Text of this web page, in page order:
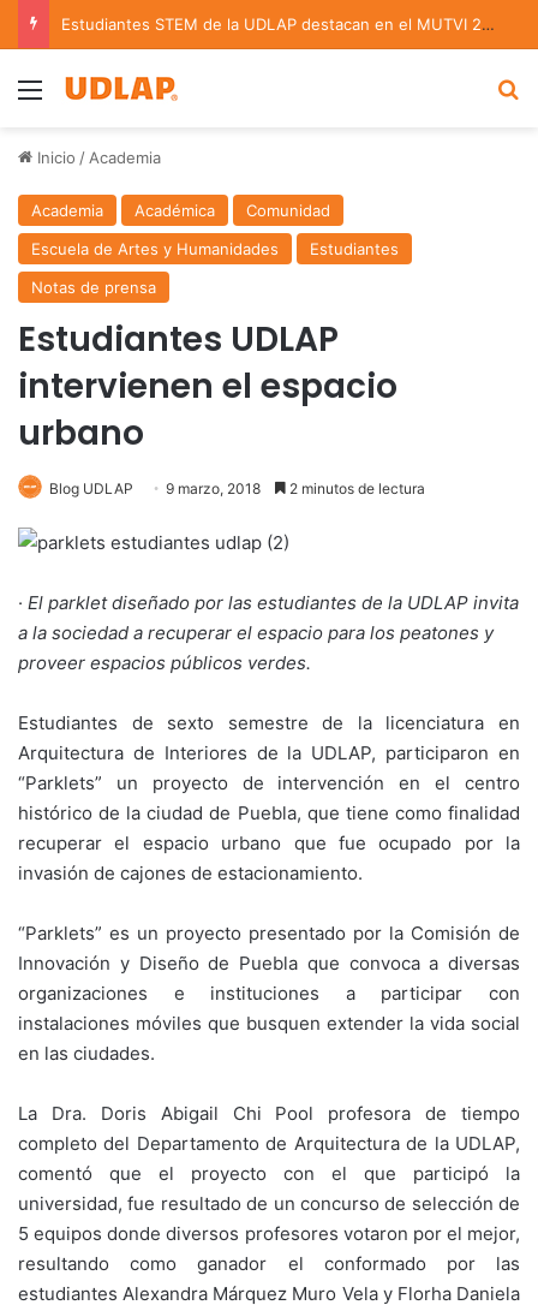
Estudiantes STEM de la UDLAP destacan en el MUTVI 2026
Menu
Inicio / Academia
Academia Académica
Comunidad
Escuela de Artes y Humanidades
Estudiantes
Notas de prensa
Estudiantes UDLAP
intervienen el espacio
urbano
Blog UDLAP 9 marzo, 2018 2 minutos de lectura
· El parklet diseñado por las estudiantes de la UDLAP invita
a la sociedad a recuperar el espacio para los peatones y
proveer espacios públicos verdes.
Estudiantes de sexto semestre de la licenciatura en
Arquitectura de Interiores de la UDLAP, participaron en
“Parklets” un proyecto de intervención en el centro
histórico de la ciudad de Puebla, que tiene como finalidad
recuperar el espacio urbano que fue ocupado por la
invasión de cajones de estacionamiento.
“Parklets” es un proyecto presentado por la Comisión de
Innovación y Diseño de Puebla que convoca a diversas
organizaciones e instituciones a participar con
instalaciones móviles que busquen extender la vida social
en las ciudades.
La Dra. Doris Abigail Chi Pool profesora de tiempo
completo del Departamento de Arquitectura de la UDLAP,
comentó que el proyecto con el que participó la
universidad, fue resultado de un concurso de selección de
5 equipos donde diversos profesores votaron por el mejor,
resultando como ganador el conformado por las
estudiantes Alexandra Márquez Muro Vela y Florha Daniela